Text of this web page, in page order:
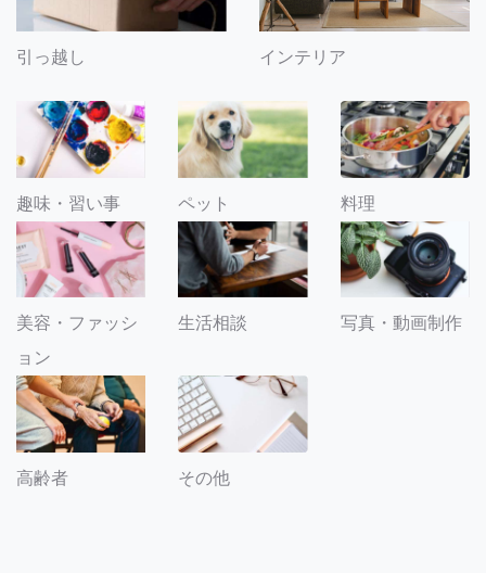
引っ越し インテリア
趣味・習い事 ペット 料理
美容・ファッシ
ョン
生活相談 写真・動画制作
高齢者 その他